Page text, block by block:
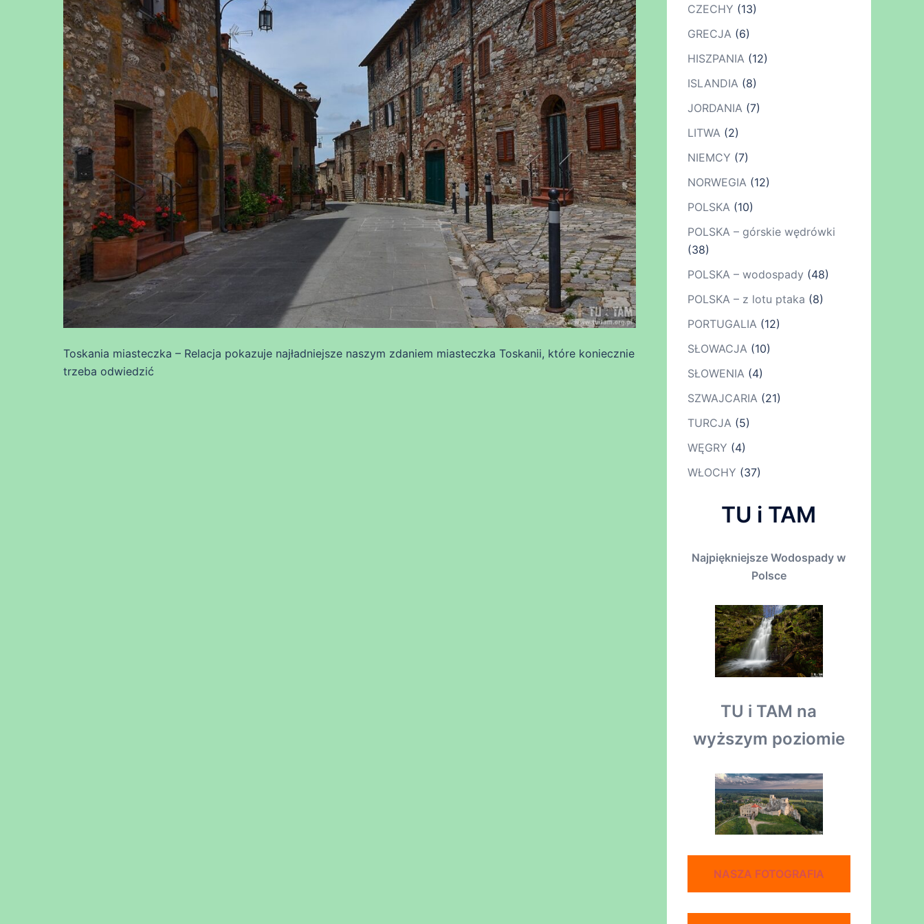
Toskania miasteczka – Relacja pokazuje najładniejsze naszym zdaniem miasteczka Toskanii, które koniecznie
trzeba odwiedzić
CZECHY (13)
GRECJA(6)
HISZPANIA(12)
ISLANDIA(8)
JORDANIA(7)
LITWA(2)
NIEMCY (7)
NORWEGIA(12)
POLSKA(10)
POLSKA – górskie wędrówki
(38)
POLSKA – wodospady (48)
POLSKA – z lotu ptaka (8)
PORTUGALIA(12)
SŁOWACJA(10)
SŁOWENIA(4)
SZWAJCARIA(21)
TURCJA(5)
WĘGRY (4)
WŁOCHY (37)
TU i TAM
Najpiękniejsze Wodospady w
Polsce
TU i TAM na
wyższym poziomie
NASZA FOTOGRAFIA